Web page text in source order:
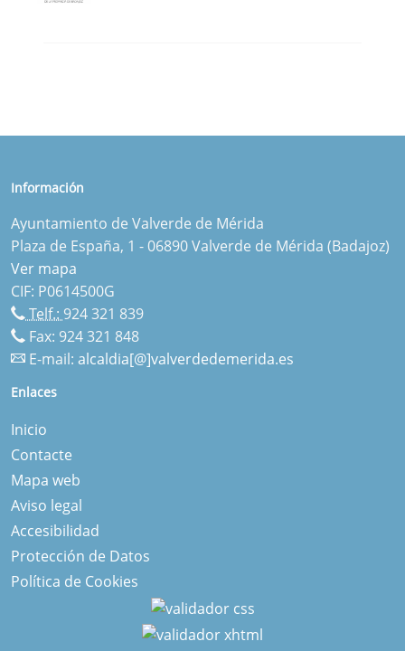
Información
Ayuntamiento de Valverde de Mérida
Plaza de España, 1 - 06890 Valverde de Mérida (Badajoz)
Ver mapa
CIF: P0614500G
Telf.: 924 321 839
Fax: 924 321 848
E-mail: alcaldia[@]valverdedemerida.es
Enlaces
Inicio
Contacte
Mapa web
Aviso legal
Accesibilidad
Protección de Datos
Política de Cookies